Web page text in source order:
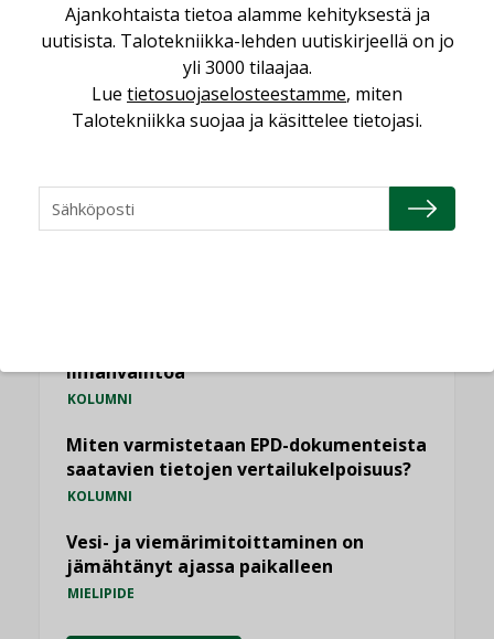
NÄKÖKULMIA
käyttöön kiinteistöissä
KOLUMNI
ilmanvaihtoa
KOLUMNI
Miten varmistetaan EPD-dokumenteista
saatavien tietojen vertailukelpoisuus?
KOLUMNI
Vesi- ja viemärimitoittaminen on
jämähtänyt ajassa paikalleen
MIELIPIDE
Ajankohtaista tietoa alamme kehityksestä ja
uutisista. Talotekniikka-lehden uutiskirjeellä on jo
yli 3000 tilaajaa.
Lue tietosuojaselosteestamme, miten
Talotekniikka suojaa ja käsittelee tietojasi.